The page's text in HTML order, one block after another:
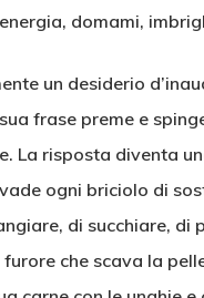
domami,
un desiderio
frase preme e
La risposta diventa
ogni briciolo di
di succhiare, di
che scava la